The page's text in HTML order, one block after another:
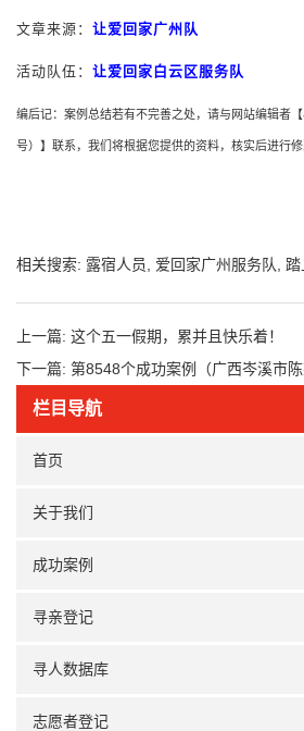
文章来源 ： 让爱回家广州队
活动队伍： 让爱回家白云区服务队
编后记：案例总结若有不完善之处，请与网站编辑者【
号）】联系，我们将根据您提供的资料，核实后进行修
相关搜索: 露宿人员 爱回家广州服务队
上一篇: 这个五一假期，累并且快乐着！
下一篇: 第8548个成功案例（广西岑溪市陈
栏目导航
首页
关于我们
成功案例
寻亲登记
寻人数据库
志愿者登记